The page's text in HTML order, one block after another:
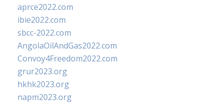
aprce2022.com
ibie2022.com
sbcc-2022.com
AngolaOilAndGas2022.com
Convoy4Freedom2022.com
grur2023.org
hkhk2023.org
napm2023.org